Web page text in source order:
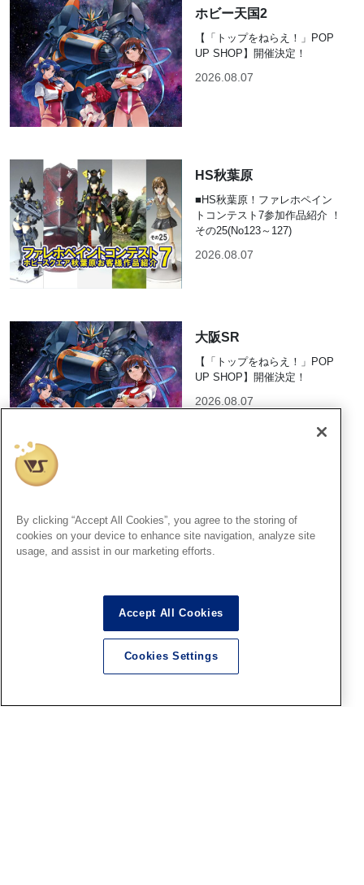
ホビー天国2
【「トップをねらえ！」POP
UP SHOP】開催決定！
2026.08.07
HS秋葉原
■HS秋葉原！ファレホペイン
トコンテスト7参加作品紹介 ！
その25(No123～127)
2026.08.07
大阪SR
【「トップをねらえ！」POP
UP SHOP】開催決定！
2026.08.07
作品紹介も残り4回(予定)！
「ファレホコン7」福岡SRエ
ントリー作品紹介 Part.17！
札幌SR
By clicking “Accept All Cookies”, you agree to the storing of
cookies on your device to enhance site navigation, analyze site
usage, and assist in our marketing efforts.
Accept All Cookies
Cookies Settings